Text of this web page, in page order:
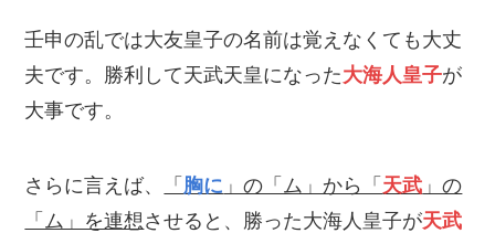
壬申の乱では大友皇子の名前は覚えなくても大丈
夫です。勝利して天武天皇になった大海人皇子が
大事です。
さらに言えば、 「 胸に 」の「ム」から「 天武 」の
「ム」を連想 させると、勝った大海人皇子が天武